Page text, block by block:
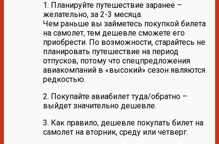
1. Планируйте путешествие заранее –
желательно, за 2-3 месяца.
Чем раньше вы займетесь покупкой билета
на самолет, тем дешевле сможете его
приобрести. По возможности, старайтесь не
планировать путешествие на период
отпусков, потому что спецпредложения
авиакомпаний в «высокий» сезон являются
редкостью.
2. Покупайте авиабилет туда/обратно –
выйдет значительно дешевле.
3. Как правило, дешевле покупать билет на
самолет на вторник, среду или четверг.